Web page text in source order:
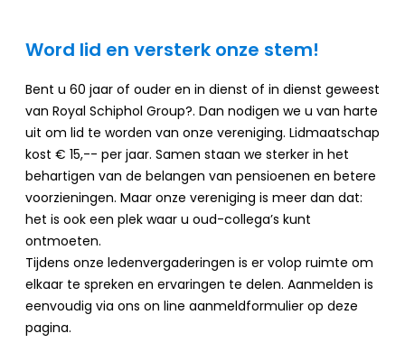
Word lid en versterk onze stem!
Bent u 60 jaar of ouder en in dienst of in dienst geweest
van Royal Schiphol Group?. Dan nodigen we u van harte
uit om lid te worden van onze vereniging. Lidmaatschap
kost € 15,-- per jaar. Samen staan we sterker in het
behartigen van de belangen van pensioenen en betere
voorzieningen. Maar onze vereniging is meer dan dat:
het is ook een plek waar u oud-collega’s kunt
ontmoeten.
Tijdens onze ledenvergaderingen is er volop ruimte om
elkaar te spreken en ervaringen te delen. Aanmelden is
eenvoudig via ons on line aanmeldformulier op deze
pagina.